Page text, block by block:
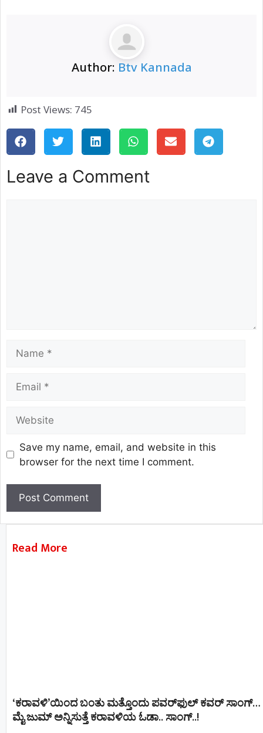
Author: Btv Kannada
Post Views: 745
Leave a Comment
Save my name, email, and website in this
browser for the next time I comment.
Read More
‘ಕರಾವಳಿ’ಯಿಂದ ಬಂತು ಮತ್ತೊಂದು ಪವರ್‌ಫುಲ್ ಕವರ್ ಸಾಂಗ್…
ಮೈ ಜುಮ್ ಅನ್ನಿಸುತ್ತೆ ಕರಾವಳಿಯ ಓಡಾ.. ಸಾಂಗ್‌..!